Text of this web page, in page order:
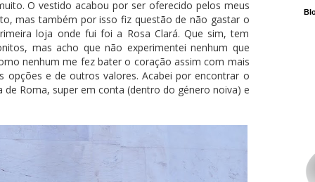
O vestido acabou por ser oferecido pelos meus
mas também por isso fiz questão de não gastar o
loja onde fui foi a Rosa Clará. Que sim, tem
mas acho que não experimentei nenhum que
nenhum me fez bater o coração assim com mais
opções e de outros valores. Acabei por encontrar o
Roma, super em conta (dentro do género noiva) e